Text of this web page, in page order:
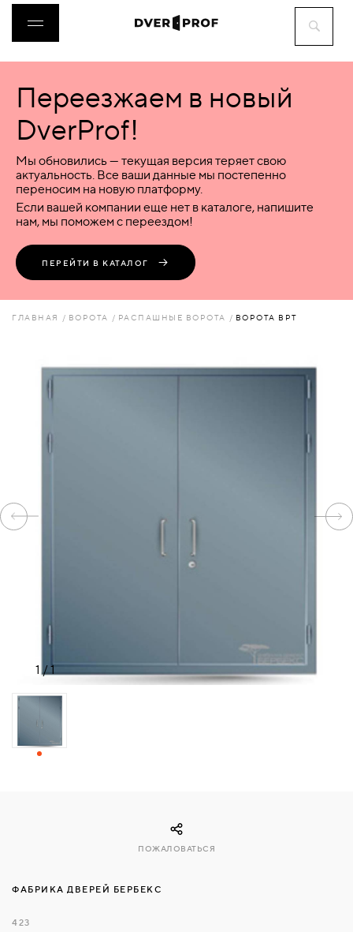
ДВЕРИ
ФУРНИТУРА
ВОРОТА
ПЕРЕГОРОДКИ
КОМПЛЕКТУЮЩИЕ
ЗАВКИ
ИНТЕРЕСНЫЕ
СТАТЬИ
СВЯЗАТЬСЯ
МОСКВА
Переезжаем в новый
DverProf!
Мы обновились — текущая версия теряет свою
актуальность. Все ваши данные мы постепенно
переносим на новую платформу.
Если вашей компании еще нет в каталоге, напишите
нам, мы поможем с переездом!
ПЕРЕЙТИ В КАТАЛОГ
ГЛАВНАЯ ВОРОТА РАСПАШНЫЕ ВОРОТА ВОРОТА ВРТ
1 /1
ФАБРИКА ДВЕРЕЙ БЕРБЕКС
423
ПОЖАЛОВАТЬСЯ